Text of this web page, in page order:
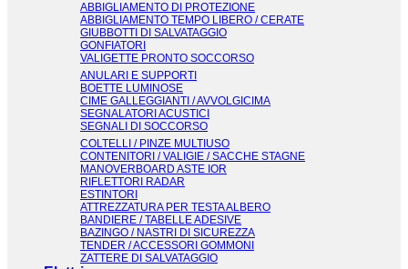
ABBIGLIAMENTO DI PROTEZIONE
ABBIGLIAMENTO TEMPO LIBERO / CERATE
GIUBBOTTI DI SALVATAGGIO
GONFIATORI
VALIGETTE PRONTO SOCCORSO
ANULARI E SUPPORTI
BOETTE LUMINOSE
CIME GALLEGGIANTI / AVVOLGICIMA
SEGNALATORI ACUSTICI
SEGNALI DI SOCCORSO
COLTELLI / PINZE MULTIUSO
CONTENITORI / VALIGIE / SACCHE STAGNE
MANOVERBOARD ASTE IOR
RIFLETTORI RADAR
ESTINTORI
ATTREZZATURA PER TESTA ALBERO
BANDIERE / TABELLE ADESIVE
BAZINGO / NASTRI DI SICUREZZA
TENDER / ACCESSORI GOMMONI
ZATTERE DI SALVATAGGIO